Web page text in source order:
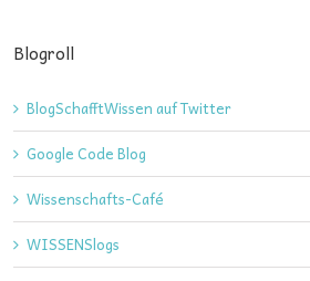
Blogroll
BlogSchafftWissen auf Twitter
Google Code Blog
Wissenschafts-Café
WISSENSlogs